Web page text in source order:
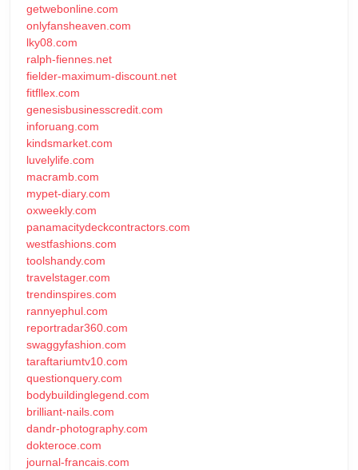
getwebonline.com
onlyfansheaven.com
lky08.com
ralph-fiennes.net
fielder-maximum-discount.net
fitfllex.com
genesisbusinesscredit.com
inforuang.com
kindsmarket.com
luvelylife.com
macramb.com
mypet-diary.com
oxweekly.com
panamacitydeckcontractors.com
westfashions.com
toolshandy.com
travelstager.com
trendinspires.com
rannyephul.com
reportradar360.com
swaggyfashion.com
taraftariumtv10.com
questionquery.com
bodybuildinglegend.com
brilliant-nails.com
dandr-photography.com
dokteroce.com
journal-francais.com